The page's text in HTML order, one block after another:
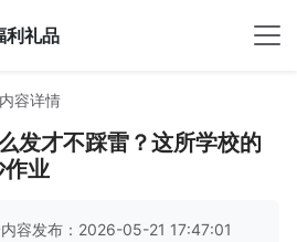
利礼品
内容详情
发才不踩雷？这所学校的
作业
内容发布：2026-05-21 17:47:01